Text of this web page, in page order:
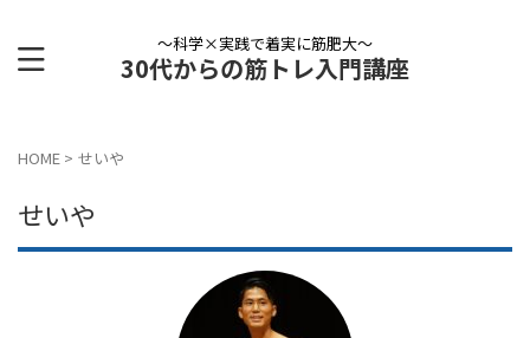
〜科学×実践で着実に筋肥大〜
30代からの筋トレ入門講座
HOME > せいや
せいや